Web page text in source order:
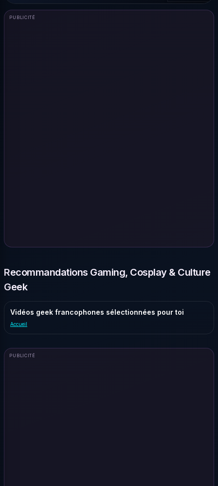
PUBLICITÉ
Recommandations Gaming, Cosplay & Culture
Geek
Vidéos geek francophones sélectionnées pour toi
Accueil
PUBLICITÉ